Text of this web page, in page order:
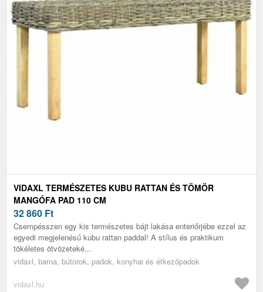
VIDAXL TERMÉSZETES KUBU RATTAN ÉS TÖMÖR
MANGÓFA PAD 110 CM
32 860 Ft
Csempésszen egy kis természetes bájt lakása enteriőrjébe ezzel az
egyedi megjelenésű kubu rattan paddal! A stílus és praktikum
tökéletes ötvözeteké...
vidaxl, barna, bútorok, padok, konyhai és étkezőpadok
vidaxl.hu